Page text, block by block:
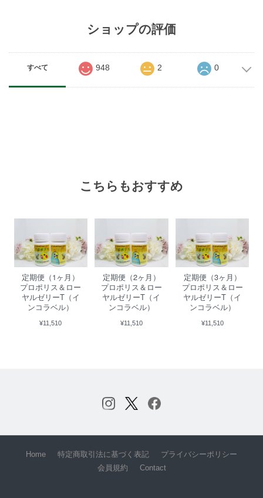
ショップの評価
すべて 948 2 0
こちらもおすすめ
定期便（1ヶ月）
プロポリス＆ロー
ヤルゼリーT（イ
ンコラベル）
¥11,510
定期便（2ヶ月）
プロポリス＆ロー
ヤルゼリーT（イ
ンコラベル）
¥11,510
定期便（3ヶ月）
プロポリス＆ロー
ヤルゼリーT（イ
ンコラベル）
¥11,510
Home 特定商取引法に基づく表記
プライバシーポリシー
会員規約
Contact